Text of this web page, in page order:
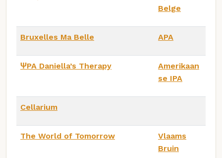
Belge
Bruxelles Ma Belle APA
ΨPA Daniella’s Therapy
Amerikaan
se IPA
Cellarium
The World of Tomorrow
Vlaams
Bruin